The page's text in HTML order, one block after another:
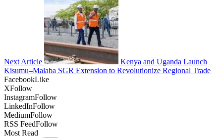
Next Article
Kenya and Uganda Launch
Kisumu–Malaba SGR Extension to Revolutionize Regional Trade
FacebookLike
XFollow
InstagramFollow
LinkedInFollow
MediumFollow
RSS FeedFollow
Most Read